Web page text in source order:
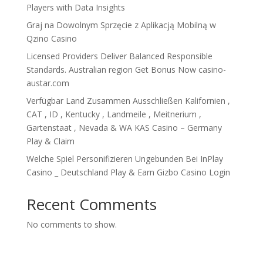
Players with Data Insights
Graj na Dowolnym Sprzęcie z Aplikacją Mobilną w
Qzino Casino
Licensed Providers Deliver Balanced Responsible
Standards. Australian region Get Bonus Now casino-
austar.com
Verfügbar Land Zusammen Ausschließen Kalifornien ,
CAT , ID , Kentucky , Landmeile , Meitnerium ,
Gartenstaat , Nevada & WA KAS Casino – Germany
Play & Claim
Welche Spiel Personifizieren Ungebunden Bei InPlay
Casino _ Deutschland Play & Earn Gizbo Casino Login
Recent Comments
No comments to show.